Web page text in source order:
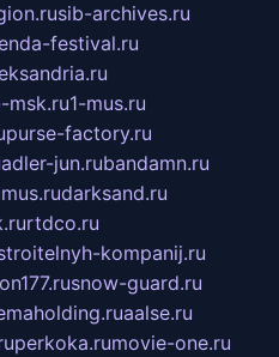
sib-archives.ru
festival.ru
msk.ru1-mus.ru
purse-factory.ru
adler-jun.rubandamn.ru
darksand.ru
rtdco.ru
kompanij.ru
snow-guard.ru
aalse.ru
perkoka.rumovie-one.ru